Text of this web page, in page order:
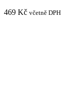
469 Kč včetně DPH